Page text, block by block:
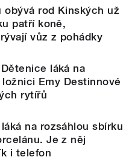
obývá rod Kinských už
patří koně,
vůz z pohádky
láká na
Emy Destinnové
rytířů
na rozsáhlou sbírku
Je z něj
i telefon